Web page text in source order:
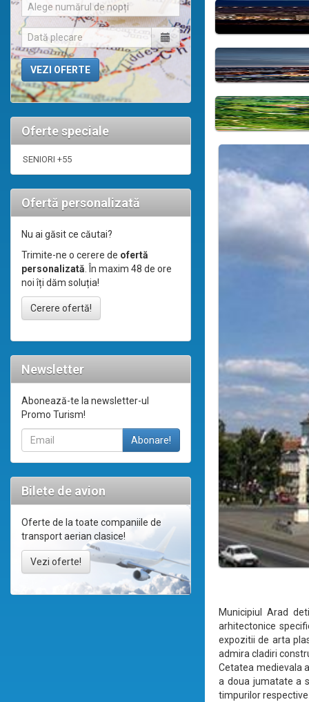
Alege numărul de nopți
Oferte speciale
SENIORI +55
Ofertă personalizată
Nu ai găsit ce căutai?
Trimite-ne o cerere de ofertă
personalizată. În maxim 48 de ore
noi îți dăm soluția!
Cerere ofertă!
Newsletter
Abonează-te la newsletter-ul
Promo Turism!
Bilete de avion
Oferte de la toate companiile de
transport aerian clasice!
Vezi oferte!
Municipiul Arad
arhitectonice
expozitii de arta
admira cladiri
Cetatea medievala
a doua jumatate a
timpurilor